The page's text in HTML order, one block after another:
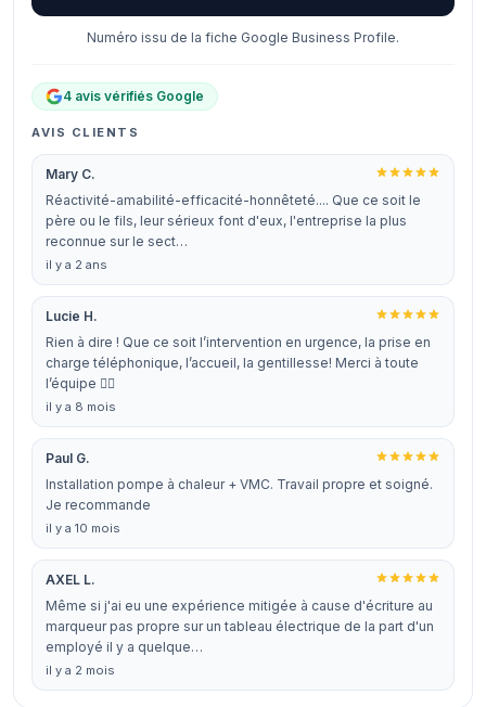
Numéro issu de la fiche Google Business Profile.
4 avis vérifiés Google
AVIS CLIENTS
Mary C.
Réactivité-amabilité-efficacité-honnêteté.... Que ce soit le
père ou le fils, leur sérieux font d'eux, l'entreprise la plus
reconnue sur le sect…
il y a 2 ans
Lucie H.
Rien à dire ! Que ce soit l’intervention en urgence, la prise en
charge téléphonique, l’accueil, la gentillesse! Merci à toute
l’équipe 👍🏻
il y a 8 mois
Paul G.
Installation pompe à chaleur + VMC. Travail propre et soigné.
Je recommande
il y a 10 mois
AXEL L.
Même si j'ai eu une expérience mitigée à cause d'écriture au
marqueur pas propre sur un tableau électrique de la part d'un
employé il y a quelque…
il y a 2 mois